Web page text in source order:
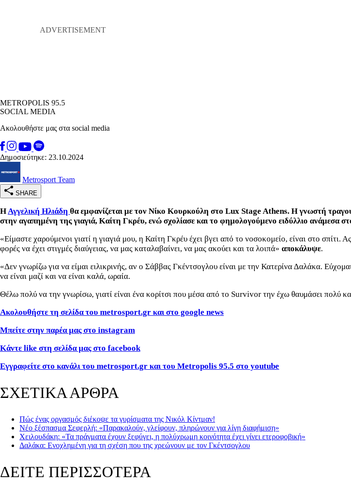
METROPOLIS 95.5
SOCIAL MEDIA
Ακολουθήστε μας στα social media
Δημοσιεύτηκε: 23.10.2024
Metrosport Team
SHARE
ΗΑγγελική Ηλιάδη θα εμφανίζεται με τον Νίκο Κουρκούλη στο Lux Stage Athens. Η γνωστή
στην αγαπημένη της γιαγιά, Καίτη Γκρέυ, ενώ σχολίασε και το φημολογούμενο ειδύλλιο
«Είμαστε χαρούμενοι γιατί η γιαγιά μου, η Καίτη Γκρέυ έχει βγει από το νοσοκομείο, είναι στο
φορές να έχει στιγμές διαύγειας, να μας καταλαβαίνει, να μας ακούει και τα λοιπά» αποκάλυψε.
«Δεν γνωρίζω για να είμαι ειλικρινής, αν ο Σάββας Γκέντσογλου είναι με την Κατερίνα Δαλάκα.
να είναι μαζί και να είναι καλά, ωραία.
Θέλω πολύ να την γνωρίσω, γιατί είναι ένα κορίτσι που μέσα από το Survivor την έχω θαυμάσει πολύ
Ακολουθήστε τη σελίδα του metrosport.gr και στο google news
Μπείτε στην παρέα μας στο instagram
Κάντε like στη σελίδα μας στο facebook
Εγγραφείτε στο κανάλι του metrosport.gr και του Metropolis 95.5 στο youtube
ΣΧΕΤΙΚΑ ΑΡΘΡΑ
Πώς ένας οργασμός διέκοψε τα γυρίσματα της Νικόλ Κίντμαν!
Νέο ξέσπασμα Σεφερλή: «Παρακαλoύν, γλείφουν, πληρώνουν για λίγη διαφήμιση»
Χειλουδάκη: «Τα πράγματα έχουν ξεφύγει, η πολύχρωμη κοινότητα έχει γίνει ετεροφοβική»
Δαλάκα: Ενοχλημένη για τη σχέση που της χρεώνουν με τον Γκέντσογλου
ΔΕΙΤΕ ΠΕΡΙΣΣΟΤΕΡΑ